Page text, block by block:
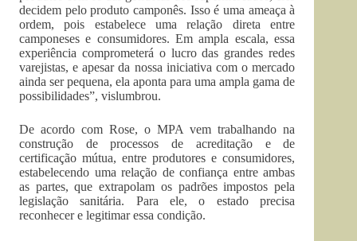
decidem pelo produto camponês. Isso é uma ameaça à
ordem, pois estabelece uma relação direta entre
camponeses e consumidores. Em ampla escala, essa
experiência comprometerá o lucro das grandes redes
varejistas, e apesar da nossa iniciativa com o mercado
ainda ser pequena, ela aponta para uma ampla gama de
possibilidades”, vislumbrou.
De acordo com Rose, o MPA vem trabalhando na
construção de processos de acreditação e de
certificação mútua, entre produtores e consumidores,
estabelecendo uma relação de confiança entre ambas
as partes, que extrapolam os padrões impostos pela
legislação sanitária. Para ele, o estado precisa
reconhecer e legitimar essa condição.